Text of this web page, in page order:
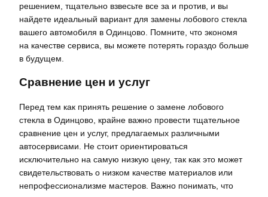
решением, тщательно взвесьте все за и против, и вы
найдете идеальный вариант для замены лобового стекла
вашего автомобиля в Одинцово. Помните, что экономя
на качестве сервиса, вы можете потерять гораздо больше
в будущем.
Сравнение цен и услуг
Перед тем как принять решение о замене лобового
стекла в Одинцово, крайне важно провести тщательное
сравнение цен и услуг, предлагаемых различными
автосервисами. Не стоит ориентироваться
исключительно на самую низкую цену, так как это может
свидетельствовать о низком качестве материалов или
непрофессионализме мастеров. Важно понимать, что